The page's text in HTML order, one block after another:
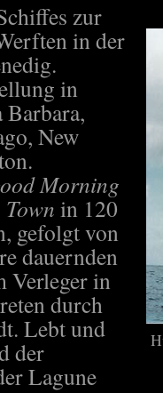
zur
in der
in
Barbara,
New
Morning
in 120
gefolgt von
dauernden
Verleger in
durch
Lebt und
der
Lagune